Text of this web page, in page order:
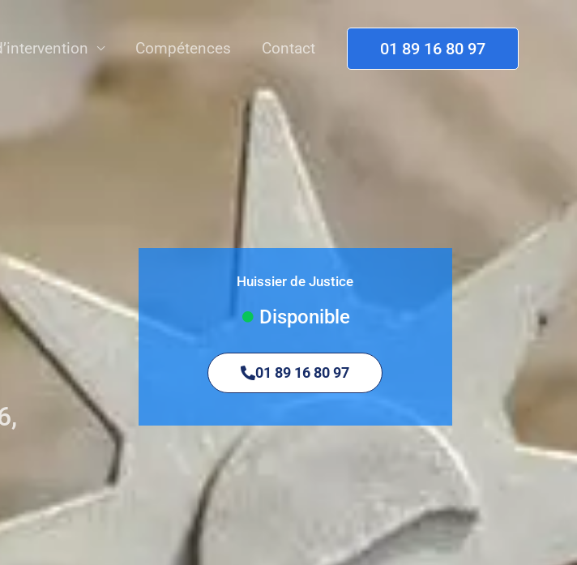
Compétences Contact 01 89 16 80 97
Huissier de Justice
Disponible
01 89 16 80 97